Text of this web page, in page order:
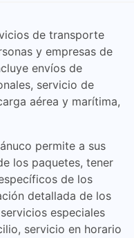
de transporte
y empresas de
envíos de
servicio de
aérea y marítima,
permite a sus
los paquetes, tener
de los
detallada de los
especiales
servicio en horario